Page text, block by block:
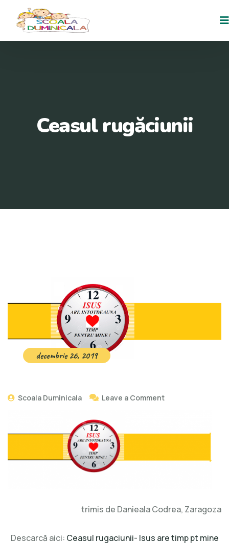
Ceasul rugăciunii
decembrie 26, 2019
Scoala Duminicala Leave a Comment
trimis de Danieala Codrea, Zaragoza
Descarcă aici: Ceasul rugaciunii- Isus are timp pt mine